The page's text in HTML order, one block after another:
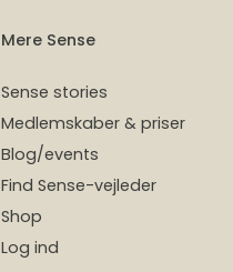
Mere Sense
Sense stories
Medlemskaber & priser
Blog/events
Find Sense-vejleder
Shop
Log ind